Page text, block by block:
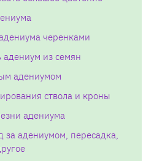
черенками
адениум из семян
адениумом
ствола и кроны
адениума
за адениумом, пересадка,